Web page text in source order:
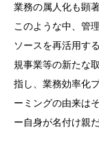
業務の属人化も顕
このような中、管
ソースを再活用す
規事業等の新たな
指し、業務効率化
ーミングの由来は
ー自身が名付け親だ